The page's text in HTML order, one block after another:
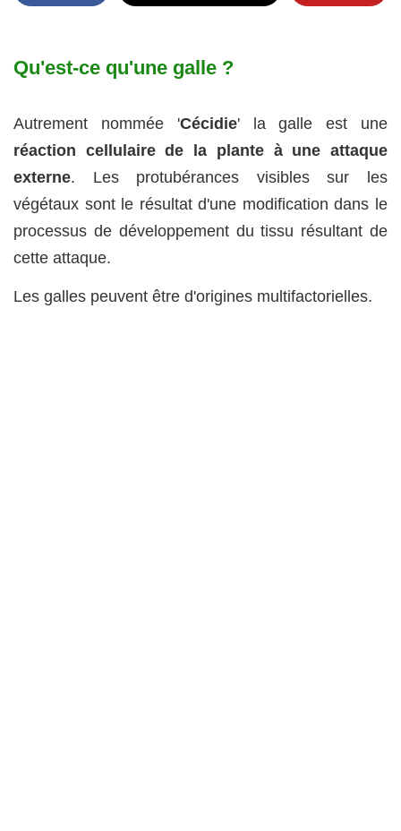
Qu'est-ce qu'une galle ?
Autrement nommée 'Cécidie' la galle est une
réaction cellulaire de la plante à une attaque
externe. Les protubérances visibles sur les
végétaux sont le résultat d'une modification dans le
processus de développement du tissu résultant de
cette attaque.
Les galles peuvent être d'origines multifactorielles.